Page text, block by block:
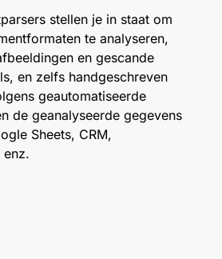
stellen je in staat om
te analyseren,
en gescande
en zelfs handgeschreven
geautomatiseerde
de geanalyseerde gegevens
Sheets, CRM,